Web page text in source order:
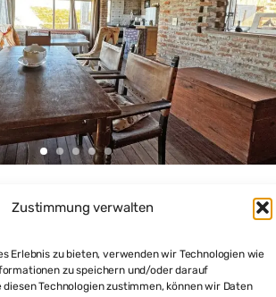
Zustimmung verwalten
Erlebnis zu bieten, verwenden wir Technologien wie
zu speichern und/oder darauf
diesen Technologien zustimmen, können wir Daten
Rocha
baths 149m²